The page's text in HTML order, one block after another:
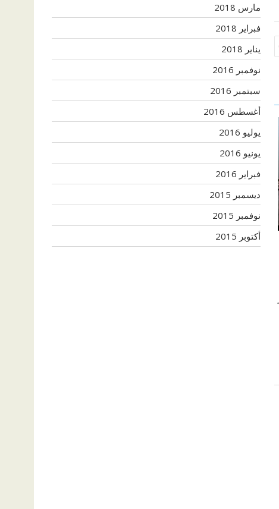
مارس 2018
فبراير 2018
يناير 2018
نوفمبر 2016
سبتمبر 2016
أغسطس 2016
يوليو 2016
يونيو 2016
فبراير 2016
ديسمبر 2015
نوفمبر 2015
أكتوبر 2015